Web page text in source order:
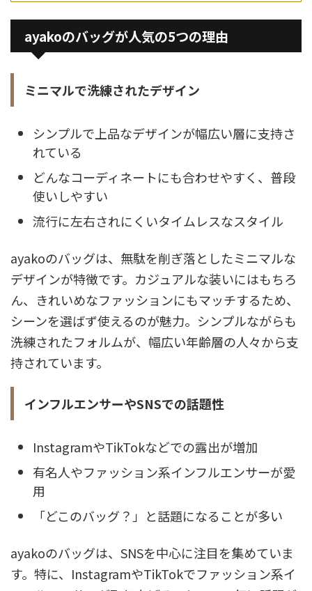
ayakoのバッグが人気の5つの理由
ミニマルで洗練されたデザイン
シンプルで上品なデザインが幅広い層に支持さ
れている
どんなコーディネートにも合わせやすく、普段
使いしやすい
流行に左右されにくいタイムレスなスタイル
ayakoのバッグは、無駄を削ぎ落としたミニマルな
デザインが特徴です。カジュアルな装いにはもちろ
ん、きれいめなファッションにもマッチするため、
シーンを選ばず使えるのが魅力。シンプルながらも
洗練されたフォルムが、幅広い年齢層の人々から支
持されています。
インフルエンサーやSNSでの話題性
InstagramやTikTokなどでの露出が増加
有名人やファッション系インフルエンサーが愛
用
「どこのバッグ？」と話題になることが多い
ayakoのバッグは、SNSを中心に注目を集めていま
す。特に、InstagramやTikTokでファッション系イ